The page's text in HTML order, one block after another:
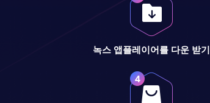
녹스 앱플레이어를 다운 받기